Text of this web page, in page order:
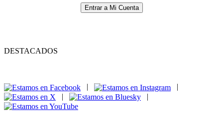
Entrar a Mi Cuenta
DESTACADOS
|
|